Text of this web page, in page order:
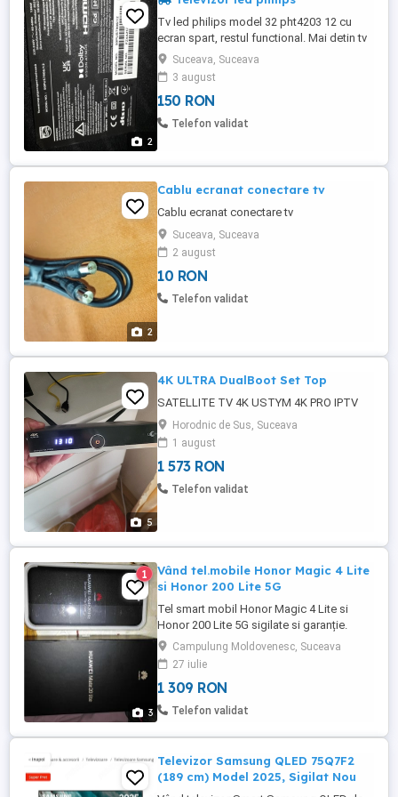
2
Tv led philips model 32 pht4203 12 cu
ecran spart, restul functional. Mai detin tv
led philips 50pus7906 12 ecran spart, tv
led sony kd65xf7096 ecran spart, tv lcd
panasonic tx32le8pa complet la pornire
intra in stand by, tv cinescop philips 28
pt5001 62b made in france functional, tv
Suceava, Suceava
3 august
150 RON
Telefon validat
2
Cablu ecranat conectare tv
Cablu ecranat conectare tv
Suceava, Suceava
2 august
10 RON
Telefon validat
5
4K ULTRA DualBoot Set Top
SATELLITE TV 4K USTYM 4K PRO IPTV
Horodnic de Sus, Suceava
1 august
1 573 RON
Telefon validat
3
1
Vând tel.mobile Honor Magic 4 Lite
si Honor 200 Lite 5G
Tel smart mobil Honor Magic 4 Lite si
Honor 200 Lite 5G sigilate si garanție.
Campulung Moldovenesc, Suceava
27 iulie
1 309 RON
Telefon validat
Televizor Samsung QLED 75Q7F2
(189 cm) Model 2025, Sigilat Nou